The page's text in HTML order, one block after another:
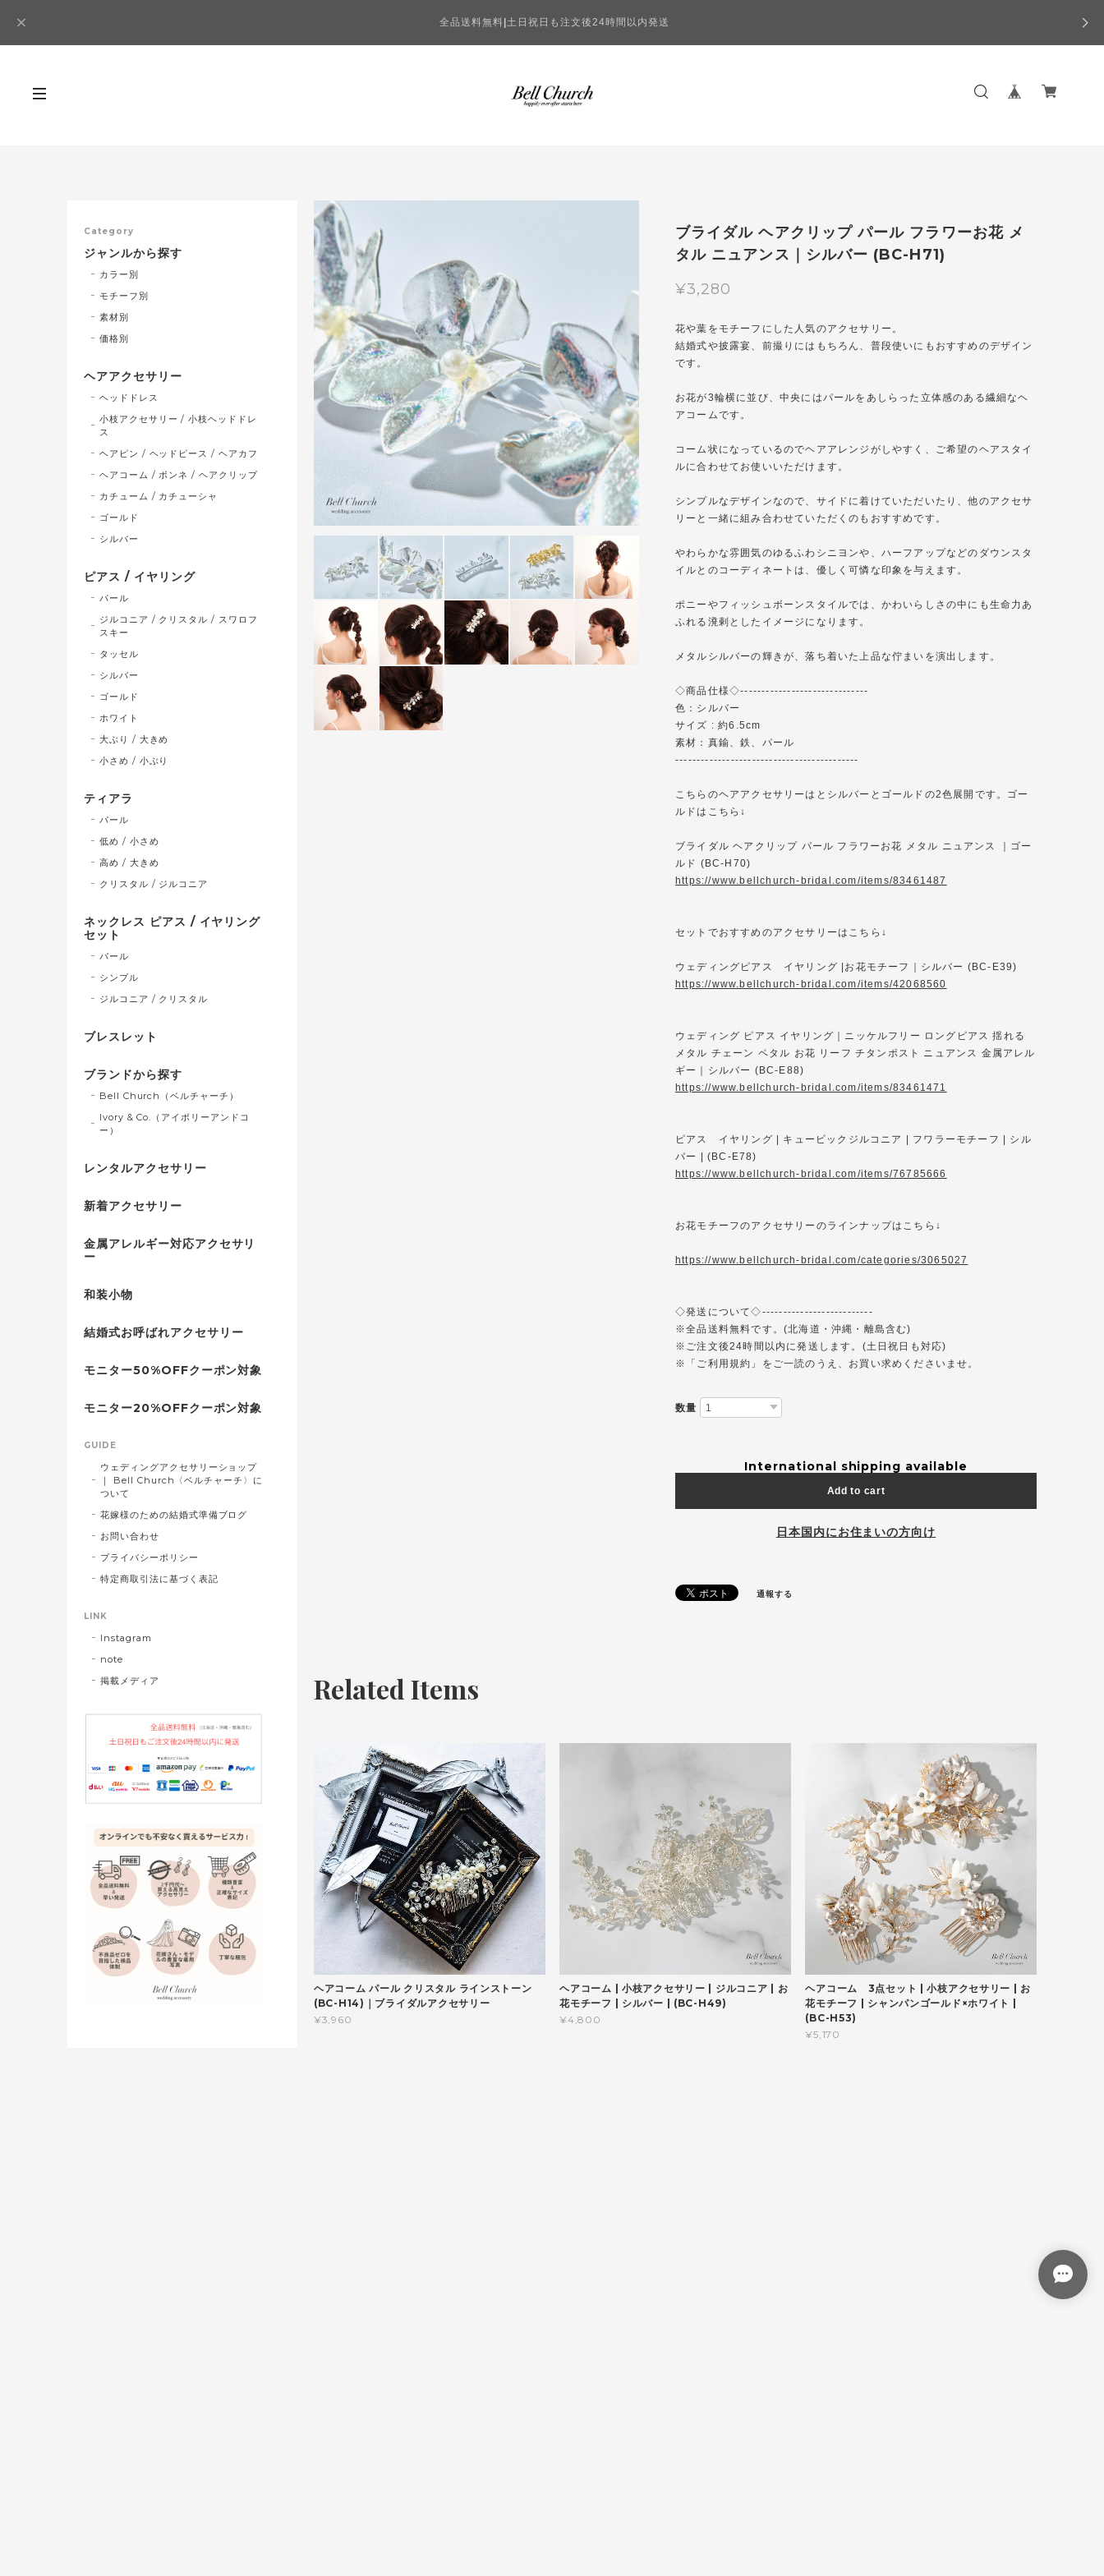
全品送料無料 土日祝日も注文後24時間以内発送
ブライダル ヘアクリップ パール フラワーお花 メ
タル ニュアンス｜シルバー (BC-H71)
¥3,280
花や葉をモチーフにした人気のアクセサリー。
結婚式や披露宴、前撮りにはもちろん、普段使いにもおすすめのデザイン
です。
お花が3輪横に並び、中央にはパールをあしらった立体感のある繊細なヘ
アコームです。
コーム状になっているのでヘアアレンジがしやすく、ご希望のヘアスタイ
ルに合わせてお使いいただけます。
シンプルなデザインなので、サイドに着けていただいたり、他のアクセサ
リーと一緒に組み合わせていただくのもおすすめです。
やわらかな雰囲気のゆるふわシニヨンや、ハーフアップなどのダウンスタ
イルとのコーディネートは、優しく可憐な印象を与えます。
ポニーやフィッシュボーンスタイルでは、かわいらしさの中にも生命力あ
ふれる溌剌としたイメージになります。
メタルシルバーの輝きが、落ち着いた上品な佇まいを演出します。
◇商品仕様◇------------------------------
色：シルバー
サイズ : 約6.5cm
素材：真鍮、鉄、パール
-------------------------------------------
こちらのヘアアクセサリーはとシルバーとゴールドの2色展開です。ゴー
ルドはこちら↓
ブライダル ヘアクリップ パール フラワーお花 メタル ニュアンス ｜ゴー
ルド (BC-H70)
https://www.bellchurch-bridal.com/items/83461487
セットでおすすめのアクセサリーはこちら↓
ウェディングピアス イヤリング |お花モチーフ｜シルバー (BC-E39)
https://www.bellchurch-bridal.com/items/42068560
ウェディング ピアス イヤリング｜ニッケルフリー ロングピアス 揺れる
メタル チェーン ペタル お花 リーフ チタンポスト ニュアンス 金属アレル
ギー｜シルバー (BC-E88)
https://www.bellchurch-bridal.com/items/83461471
ピアス イヤリング | キュービックジルコニア | フワラーモチーフ | シル
バー | (BC-E78)
https://www.bellchurch-bridal.com/items/76785666
お花モチーフのアクセサリーのラインナップはこちら↓
https://www.bellchurch-bridal.com/categories/3065027
◇発送について◇--------------------------
※全品送料無料です。(北海道・沖縄・離島含む)
※ご注文後24時間以内に発送します。(土日祝日も対応)
※「ご利用規約」をご一読のうえ、お買い求めくださいませ。
数量
International shipping available
Add to cart
日本国内にお住まいの方向け
通報する
Related Items
ヘアコーム パール クリスタル ラインストーン
(BC-H14)｜ブライダルアクセサリー
¥3,960
ヘアコーム | 小枝アクセサリー | ジルコニア | お
花モチーフ | シルバー | (BC-H49)
¥4,800
ヘアコーム 3点セット | 小枝アクセサリー | お
花モチーフ | シャンパンゴールド×ホワイト |
(BC-H53)
¥5,170
Category
ジャンルから探す
カラー別
モチーフ別
素材別
価格別
ヘアアクセサリー
ヘッドドレス
小枝アクセサリー / 小枝ヘッドドレ
ス
ヘアピン / ヘッドピース / ヘアカフ
ヘアコーム / ボンネ / ヘアクリップ
カチューム / カチューシャ
ゴールド
シルバー
ピアス / イヤリング
パール
ジルコニア / クリスタル / スワロフ
スキー
タッセル
シルバー
ゴールド
ホワイト
大ぶり / 大きめ
小さめ / 小ぶり
ティアラ
パール
低め / 小さめ
高め / 大きめ
クリスタル / ジルコニア
ネックレス ピアス / イヤリング
セット
パール
シンプル
ジルコニア / クリスタル
ブレスレット
ブランドから探す
Bell Church（ベルチャーチ）
Ivory & Co.（アイボリーアンドコ
ー）
レンタルアクセサリー
新着アクセサリー
金属アレルギー対応アクセサリ
ー
和装小物
結婚式お呼ばれアクセサリー
モニター50%OFFクーポン対象
モニター20%OFFクーポン対象
GUIDE
ウェディングアクセサリーショップ
｜ Bell Church〈ベルチャーチ〉に
ついて
花嫁様のための結婚式準備ブログ
お問い合わせ
プライバシーポリシー
特定商取引法に基づく表記
LINK
Instagram
note
掲載メディア